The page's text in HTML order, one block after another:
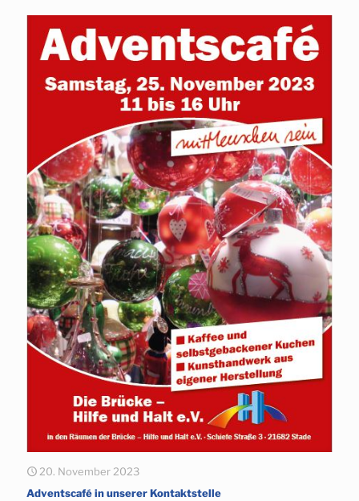
20. November 2023
Adventscafé in unserer Kontaktstelle